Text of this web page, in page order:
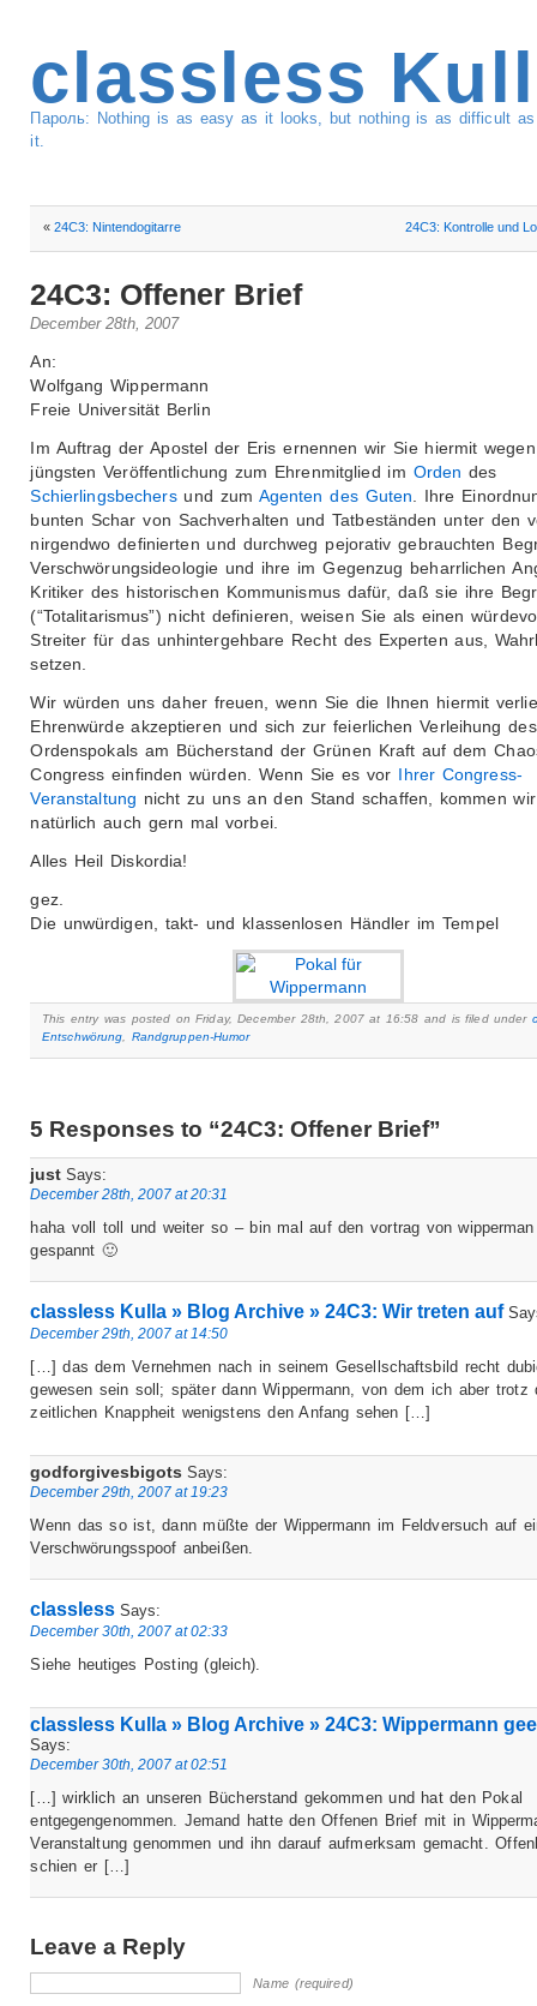
classless
Пароль: Nothing is as easy as it looks, but nothing is as difficult
it.
«24C3: Nintendogitarre 24C3: Kontrolle und
24C3: Offener Brief
December 28th, 2007
An:
Wolfgang Wippermann
Freie Universität Berlin
Im Auftrag der Apostel der Eris ernennen wir Sie hiermit
jüngsten Veröffentlichung zum Ehrenmitglied im Orden des
Schierlingsbechersund zum Agenten des Guten . Ihre
bunten Schar von Sachverhalten und Tatbeständen unter den
nirgendwo definierten und durchweg pejorativ gebrauchten
Verschwörungsideologie und ihre im Gegenzug beharrlichen
Kritiker des historischen Kommunismus dafür, daß sie ihre
(“Totalitarismus”) nicht definieren, weisen Sie als einen
Streiter für das unhintergehbare Recht des Experten aus,
setzen.
Wir würden uns daher freuen, wenn Sie die Ihnen hiermit
Ehrenwürde akzeptieren und sich zur feierlichen Verleihung des
Ordenspokals am Bücherstand der Grünen Kraft auf dem
Congress einfinden würden. Wenn Sie es vor Ihrer Congress-
Veranstaltung nicht zu uns an den Stand schaffen, kommen wir
natürlich auch gern mal vorbei.
Alles Heil Diskordia!
gez.
Die unwürdigen, takt- und klassenlosen Händler im Tempel
This entry was posted on Friday, December 28th, 2007 at 16:58 and is filed under
Entschwörung
Randgruppen-Humor
5 Responses to “24C3: Offener Brief”
just Says:
December 28th, 2007 at 20:31
haha voll toll und weiter so – bin mal auf den vortrag von wipperman
gespannt 🙂
classless Kulla » Blog Archive » 24C3: Wir treten auf
December 29th, 2007 at 14:50
[…] das dem Vernehmen nach in seinem Gesellschaftsbild recht
gewesen sein soll; später dann Wippermann, von dem ich aber trotz
zeitlichen Knappheit wenigstens den Anfang sehen […]
godforgivesbigots Says:
December 29th, 2007 at 19:23
Wenn das so ist, dann müßte der Wippermann im Feldversuch auf
Verschwörungsspoof anbeißen.
classless Says:
December 30th, 2007 at 02:33
Siehe heutiges Posting (gleich).
classless Kulla » Blog Archive » 24C3: Wippermann
Says:
December 30th, 2007 at 02:51
[…] wirklich an unseren Bücherstand gekommen und hat den Pokal
entgegengenommen. Jemand hatte den Offenen Brief mit in
Veranstaltung genommen und ihn darauf aufmerksam gemacht.
schien er […]
Leave a Reply
Name (required)